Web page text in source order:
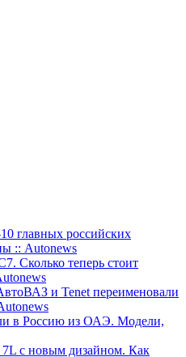
главных российских
:: Autonews
Сколько теперь стоит
и Tenet переименовали
в Россию из ОАЭ. Модели,
7L с новым дизайном. Как